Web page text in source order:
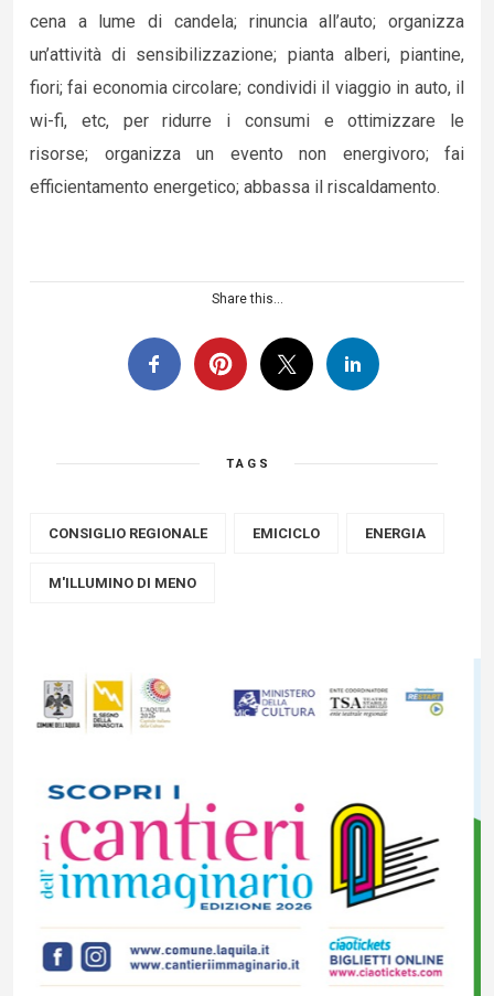
cena a lume di candela; rinuncia all’auto; organizza
un’attività di sensibilizzazione; pianta alberi, piantine,
fiori; fai economia circolare; condividi il viaggio in auto, il
wi-fi, etc, per ridurre i consumi e ottimizzare le
risorse; organizza un evento non energivoro; fai
efficientamento energetico; abbassa il riscaldamento.
Share this...
TAGS
CONSIGLIO REGIONALE EMICICLO ENERGIA
M'ILLUMINO DI MENO